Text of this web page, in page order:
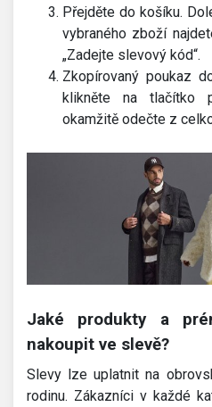
Přejděte do košíku.
vybraného zboží
„Zadejte slevový kód“.
Zkopírovaný poukaz
klikněte na tlačítko
okamžitě odečte z
Jaké produkty a
nakoupit ve slevě?
Slevy lze uplatnit na
rodinu. Zákazníci v každé